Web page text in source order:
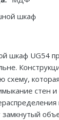
шкаф
шкаф UG54
схему,
стен и